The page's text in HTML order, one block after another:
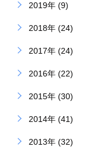
2019年 (9)
2018年 (24)
2017年 (24)
2016年 (22)
2015年 (30)
2014年 (41)
2013年 (32)